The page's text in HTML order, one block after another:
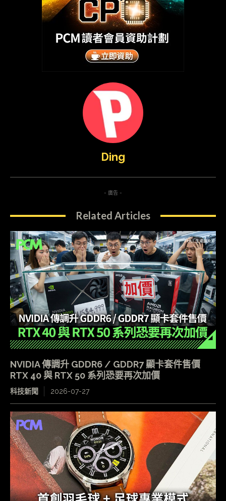
Ding
- 廣告 -
Related Articles
NVIDIA 傳調升 GDDR6 / GDDR7 顯卡套件售價
RTX 40 與 RTX 50 系列恐要再次加價
科技新聞 2026-07-27